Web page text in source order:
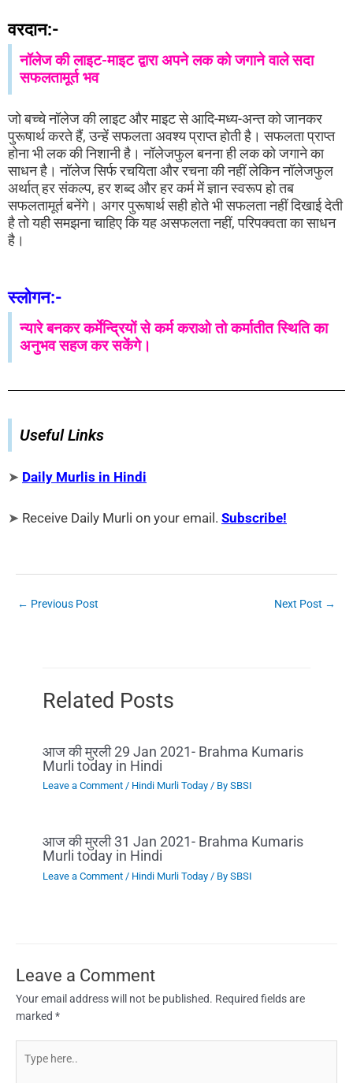
वरदान:-
नॉलेज की लाइट-माइट द्वारा अपने लक को जगाने वाले सदा
सफलतामूर्त भव
जो बच्चे नॉलेज की लाइट और माइट से आदि-मध्य-अन्त को जानकर
पुरूषार्थ करते हैं, उन्हें सफलता अवश्य प्राप्त होती है। सफलता प्राप्त
होना भी लक की निशानी है। नॉलेजफुल बनना ही लक को जगाने का
साधन है। नॉलेज सिर्फ रचयिता और रचना की नहीं लेकिन नॉलेजफुल
अर्थात् हर संकल्प, हर शब्द और हर कर्म में ज्ञान स्वरूप हो तब
सफलतामूर्त बनेंगे। अगर पुरूषार्थ सही होते भी सफलता नहीं दिखाई देती
है तो यही समझना चाहिए कि यह असफलता नहीं, परिपक्वता का साधन
है।
स्लोगन:-
न्यारे बनकर कर्मेन्द्रियों से कर्म कराओ तो कर्मातीत स्थिति का
अनुभव सहज कर सकेंगे।
Useful Links
➤ Daily Murlis in Hindi
➤ Receive Daily Murli on your email. Subscribe!
← Previous Post Next Post →
Related Posts
आज की मुरली 29 Jan 2021- Brahma Kumaris
Murli today in Hindi
Leave a Comment / Hindi Murli Today / BySBSI
आज की मुरली 31 Jan 2021- Brahma Kumaris
Murli today in Hindi
Leave a Comment / Hindi Murli Today / BySBSI
Leave a Comment
Your email address will not be published. Required fields are
marked *
here..